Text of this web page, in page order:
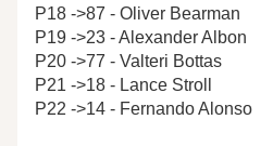
P18 ->87 - Oliver Bearman
P19 ->23 - Alexander Albon
P20 ->77 - Valteri Bottas
P21 ->18 - Lance Stroll
P22 ->14 - Fernando Alonso